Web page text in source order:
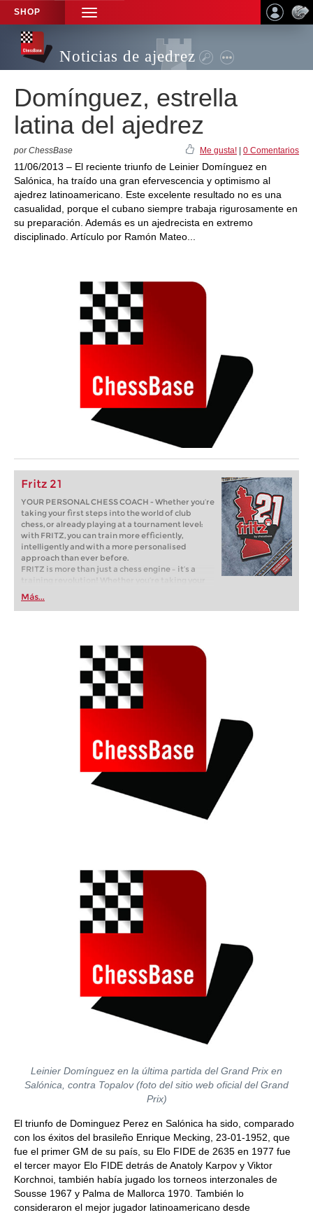
SHOP
TOGGLE
NAVIGATION
Noticias de ajedrez
Domínguez, estrella
latina del ajedrez
por ChessBase Me gusta! 0 Comentarios
11/06/2013 – El reciente triunfo de Leinier Domínguez en
Salónica, ha traído una gran efervescencia y optimismo al
ajedrez latinoamericano. Este excelente resultado no es una
casualidad, porque el cubano siempre trabaja rigurosamente en
su preparación. Además es un ajedrecista en extremo
disciplinado. Artículo por Ramón Mateo...
Fritz 21
YOUR PERSONAL CHESS COACH - Whether you’re
taking your first steps into the world of club
chess, or already playing at a tournament level:
with FRITZ, you can train more efficiently,
intelligently and with a more personalised
approach than ever before.
FRITZ is more than just a chess engine – it’s a
training revolution! Whether you’re taking your
first steps into the world of club chess, or already
playing at a tournament level: with FRITZ, you can
train more efficiently, intelligently and with a
Más...
Leinier Domínguez en la última partida del Grand Prix en
Salónica, contra Topalov (foto del sitio web oficial del Grand
Prix)
El triunfo de Dominguez Perez en Salónica ha sido, comparado
con los éxitos del brasileño Enrique Mecking, 23-01-1952, que
fue el primer GM de su país, su Elo FIDE de 2635 en 1977 fue
el tercer mayor Elo FIDE detrás de Anatoly Karpov y Viktor
Korchnoi, también había jugado los torneos interzonales de
Sousse 1967 y Palma de Mallorca 1970. También lo
consideraron el mejor jugador latinoamericano desde